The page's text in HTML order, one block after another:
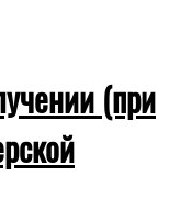
(при